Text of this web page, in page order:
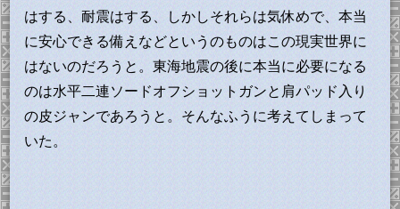
はする、耐震はする、しかしそれらは気休めで、本当
に安心できる備えなどというのものはこの現実世界に
はないのだろうと。東海地震の後に本当に必要になる
のは水平二連ソードオフショットガンと肩パッド入り
の皮ジャンであろうと。そんなふうに考えてしまって
いた。